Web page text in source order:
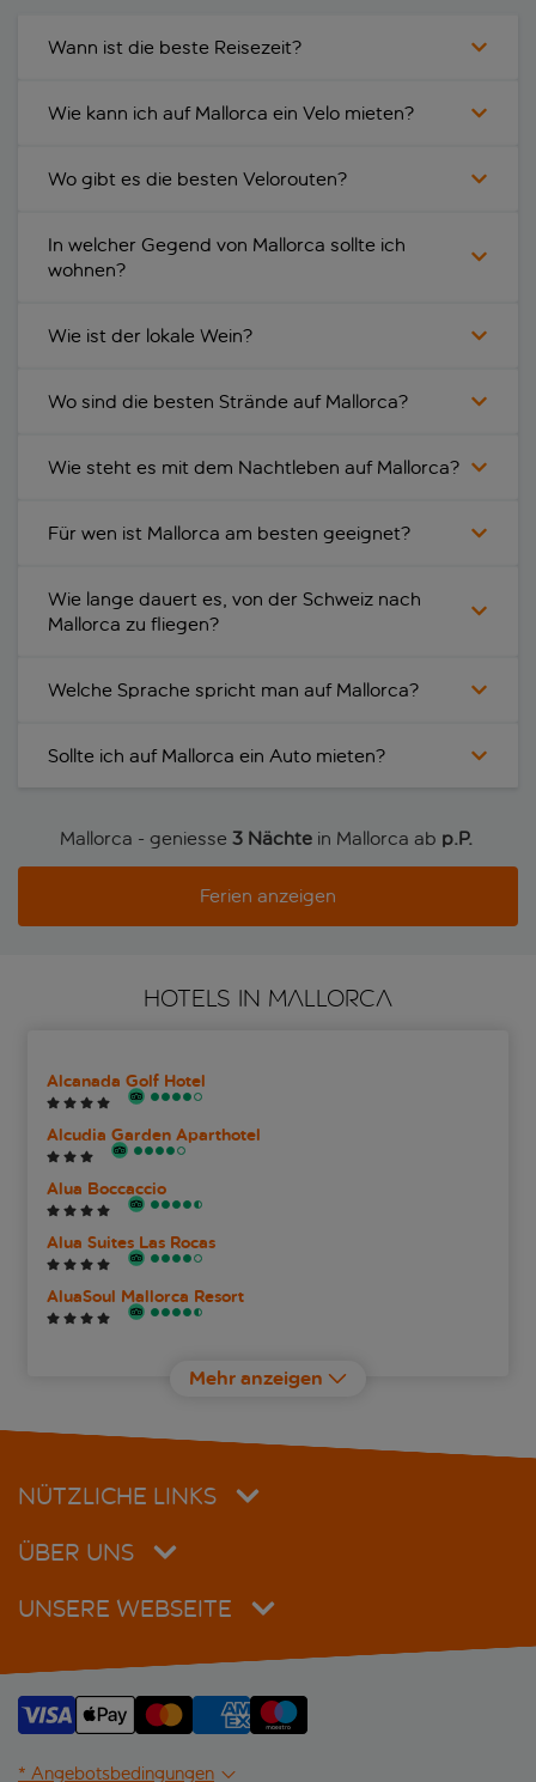
Wann ist die beste Reisezeit?
Wie kann ich auf Mallorca ein Velo mieten?
Wo gibt es die besten Velorouten?
In welcher Gegend von Mallorca sollte ich
wohnen?
Wie ist der lokale Wein?
Wo sind die besten Strände auf Mallorca?
Wie steht es mit dem Nachtleben auf Mallorca?
Für wen ist Mallorca am besten geeignet?
Wie lange dauert es, von der Schweiz nach
Mallorca zu fliegen?
Welche Sprache spricht man auf Mallorca?
Sollte ich auf Mallorca ein Auto mieten?
Mallorca - geniesse 3 Nächtein Mallorca ab p.P.
Ferien anzeigen
HOTELS IN MALLORCA
Alcanada Golf Hotel
Alcudia Garden Aparthotel
Alua Boccaccio
Alua Suites Las Rocas
AluaSoul Mallorca Resort
Blue Sea Piscis
Bordoy Alcudia Bay
Bordoy Alcudia Port Suites
Bordoy Mostatxins
Botel Alcudiamar
Mehr anzeigen
NÜTZLICHE LINKS
ÜBER UNS
UNSERE WEBSEITE
* Angebotsbedingungen